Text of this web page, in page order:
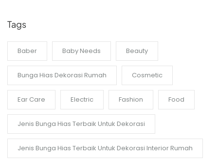
Tags
Baber Baby Needs Beauty
Bunga Hias Dekorasi Rumah Cosmetic
Ear Care Electric Fashion Food
Jenis Bunga Hias Terbaik Untuk Dekorasi
Jenis Bunga Hias Terbaik Untuk Dekorasi Interior Rumah